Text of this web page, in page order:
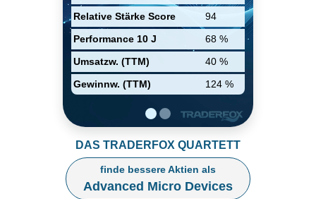
Relative Stärke Score
94
Performance 10 J
68 %
Umsatzw. (TTM)
40 %
Gewinnw. (TTM)
124 %
Jahr 2020 stimmte das
Unternehmen zu, den FPGA-
Marktführer Xilinx zu
übernehmen.
DAS TRADERFOX QUARTETT
finde bessere Aktien als
Advanced Micro Devices